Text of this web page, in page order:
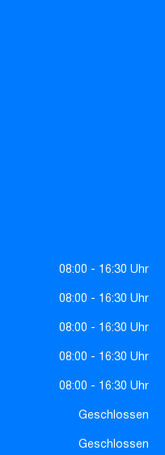
08:00 - 16:30 Uhr
08:00 - 16:30 Uhr
08:00 - 16:30 Uhr
08:00 - 16:30 Uhr
08:00 - 16:30 Uhr
Geschlossen
Geschlossen